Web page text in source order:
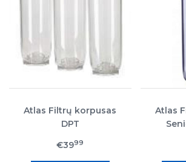
Atlas Filtrų korpusas
DPT
€3999
Atlas